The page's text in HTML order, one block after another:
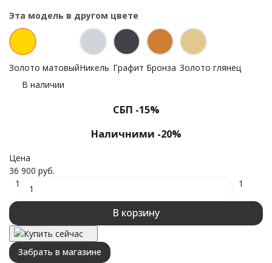
Эта модель в другом цвете
Золото матовыйНикель Графит Бронза Золото глянец
В наличии
СБП -15%
Наличними -20%
Цена
36 900 руб.
1
1
В корзину
Купить сейчас
Забрать в магазине